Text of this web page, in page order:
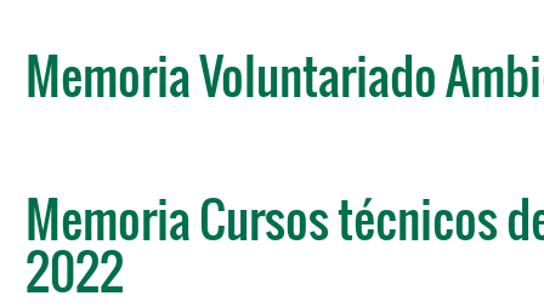
Memoria Voluntariado
Memoria Cursos técnicos
2022